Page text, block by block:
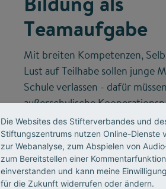
Teamaufgabe
Mit breiten Kompetenzen,
Lust auf Teilhabe sollen junge
Schule verlassen - dafür
außerschulische
zusammenarbeiten. Mit der
Bildung zeigt der
gelingen kann.
Die Websites des Stifterverbandes und
Stiftungszentrums nutzen Online-Dienste
zur Webanalyse, zum Abspielen von
zum Bereitstellen einer
einverstanden und kann meine
für die Zukunft widerrufen oder ändern.